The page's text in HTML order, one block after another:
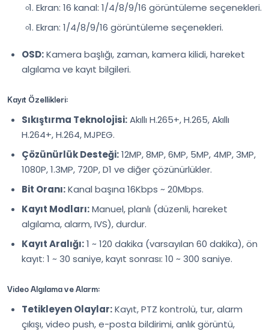
Ekran: 16 kanal: 1/4/8/9/16 görüntüleme seçenekleri.
Ekran: 1/4/8/9/16 görüntüleme seçenekleri.
OSD:Kamera başlığı, zaman, kamera kilidi, hareket
algılama ve kayıt bilgileri.
Kayıt Özellikleri:
Sıkıştırma Teknolojisi:Akıllı H.265+, H.265, Akıllı
H.264+, H.264, MJPEG.
Çözünürlük Desteği:12MP, 8MP, 6MP, 5MP, 4MP, 3MP,
1080P, 1.3MP, 720P, D1 ve diğer çözünürlükler.
Bit Oranı:Kanal başına 16Kbps ~ 20Mbps.
Kayıt Modları:Manuel, planlı (düzenli, hareket
algılama, alarm, IVS), durdur.
Kayıt Aralığı:1 ~ 120 dakika (varsayılan 60 dakika), ön
kayıt: 1 ~ 30 saniye, kayıt sonrası: 10 ~ 300 saniye.
Video Algılama ve Alarm:
Tetikleyen Olaylar:Kayıt, PTZ kontrolü, tur, alarm
çıkışı, video push, e-posta bildirimi, anlık görüntü,